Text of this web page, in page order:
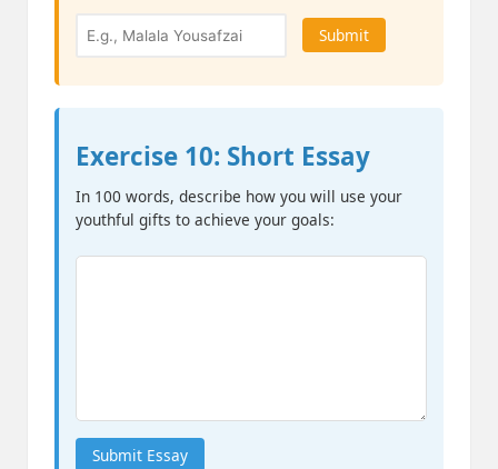
Submit
Exercise 10: Short Essay
In 100 words, describe how you will use your
youthful gifts to achieve your goals:
Submit Essay